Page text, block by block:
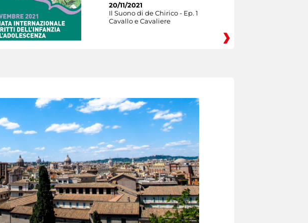
20/11/2021
Il Suono di de Chirico - Ep. 1
Cavallo e Cavaliere